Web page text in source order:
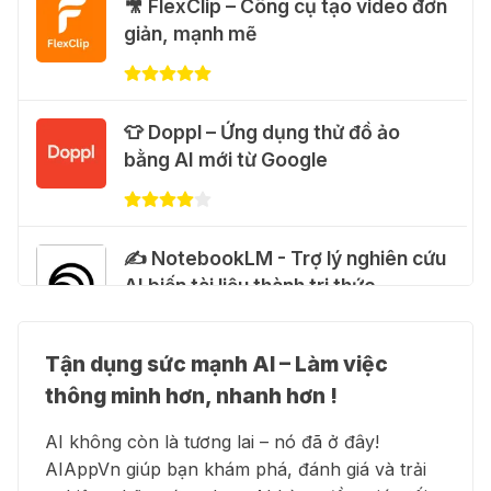
hình ảnh mỗi ngày với Dola.com
31 Thg 07 2026
🎁 Hướng dẫn nhận Google Plus 12
tháng miễn phí
hướng dẫn giả mạo giúp "mở khóa"
🍎 Claude for Teachers – chương
15 Thg 07 2026
🎥 FlexClip – Công cụ tạo video đơn
giản, mạnh mẽ
👕 Doppl – Ứng dụng thử đồ ảo
bằng AI mới từ Google
✍️ NotebookLM - Trợ lý nghiên cứu
AI biến tài liệu thành tri thức
👗 Higgsfield AI – Biến ý tưởng
thành phim chất lượng cao
Tận dụng sức mạnh AI – Làm việc
thông minh hơn, nhanh hơn !
AI không còn là tương lai – nó đã ở đây!
AIAppVn giúp bạn khám phá, đánh giá và trải